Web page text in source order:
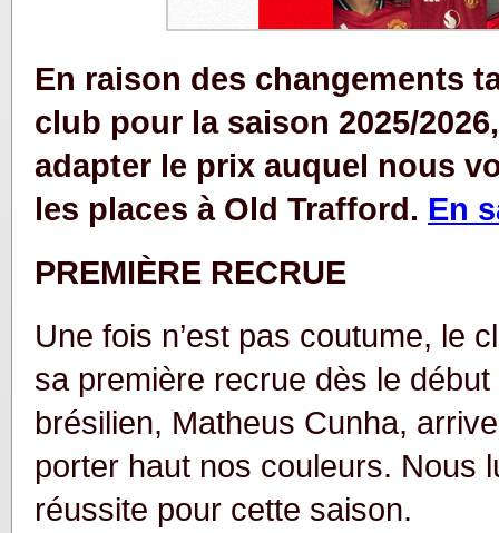
En raison des changements
club pour la saison 2025/
adapter le prix auquel nous
les places à Old Trafford. En
PREMIÈRE RECRUE
Une fois n’est pas coutume, le
sa première recrue dès le
brésilien, Matheus Cunha,
porter haut nos couleurs. Nous
réussite pour cette saison.